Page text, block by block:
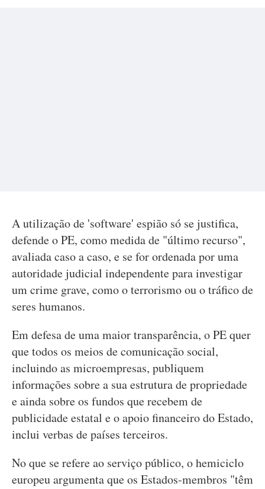
A utilização de 'software' espião só se justifica,
defende o PE, como medida de "último recurso",
avaliada caso a caso, e se for ordenada por uma
autoridade judicial independente para investigar
um crime grave, como o terrorismo ou o tráfico de
seres humanos.
Em defesa de uma maior transparência, o PE quer
que todos os meios de comunicação social,
incluindo as microempresas, publiquem
informações sobre a sua estrutura de propriedade
e ainda sobre os fundos que recebem de
publicidade estatal e o apoio financeiro do Estado,
inclui verbas de países terceiros.
No que se refere ao serviço público, o hemiciclo
europeu argumenta que os Estados-membros "têm